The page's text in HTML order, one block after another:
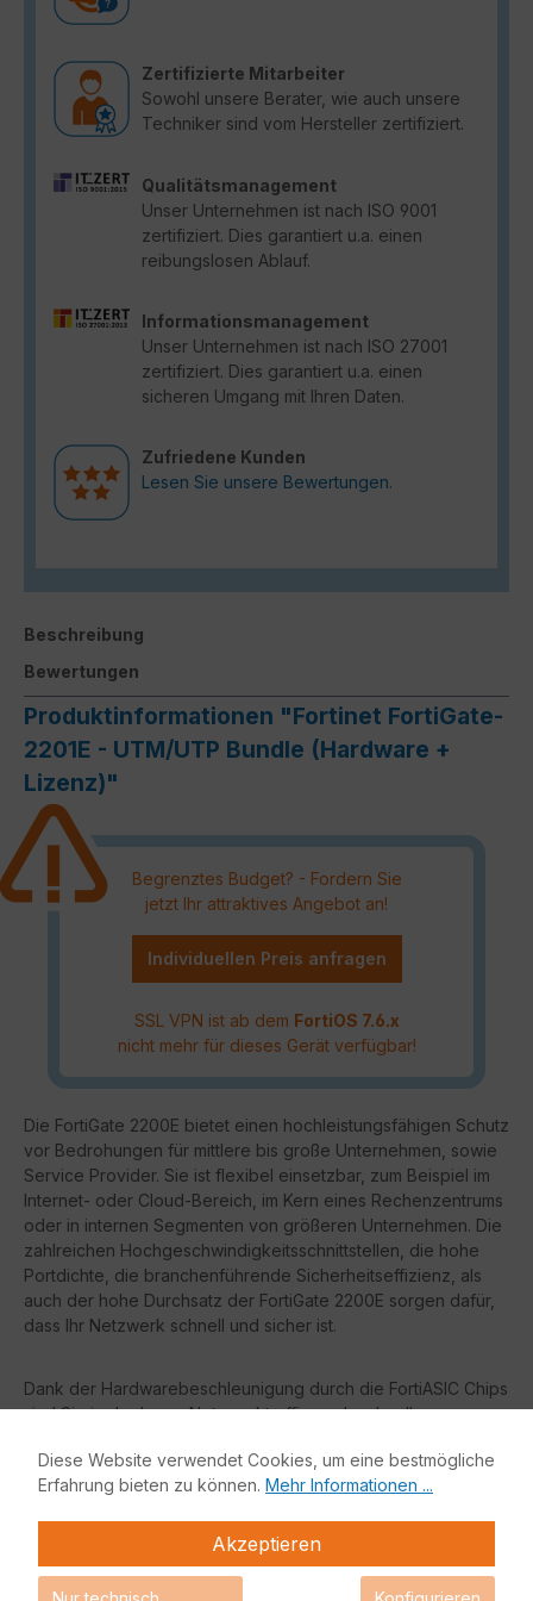
Zertifizierte Mitarbeiter
Sowohl unsere Berater, wie auch unsere
Techniker sind vom Hersteller zertifiziert.
Qualitätsmanagement
Unser Unternehmen ist nach ISO 9001
zertifiziert. Dies garantiert u.a. einen
reibungslosen Ablauf.
Informationsmanagement
Unser Unternehmen ist nach ISO 27001
zertifiziert. Dies garantiert u.a. einen
sicheren Umgang mit Ihren Daten.
Zufriedene Kunden
Lesen Sie unsere Bewertungen.
Beschreibung
Bewertungen
Produktinformationen "Fortinet FortiGate-
2201E - UTM/UTP Bundle (Hardware +
Lizenz)"
Begrenztes Budget? - Fordern Sie
jetzt Ihr attraktives Angebot an!
Individuellen Preis anfragen
SSL VPN ist ab dem FortiOS 7.6.x
nicht mehr für dieses Gerät verfügbar!
Die FortiGate 2200E bietet einen hochleistungsfähigen Schutz
vor Bedrohungen für mittlere bis große Unternehmen, sowie
Service Provider. Sie ist flexibel einsetzbar, zum Beispiel im
Internet- oder Cloud-Bereich, im Kern eines Rechenzentrums
oder in internen Segmenten von größeren Unternehmen. Die
zahlreichen Hochgeschwindigkeitsschnittstellen, die hohe
Portdichte, die branchenführende Sicherheitseffizienz, als
auch der hohe Durchsatz der FortiGate 2200E sorgen dafür,
dass Ihr Netzwerk schnell und sicher ist.
Dank der Hardwarebeschleunigung durch die FortiASIC Chips
sind Sie in der Lage, Netzwerktraffic noch schneller zu
wird.
Vorteile:
Gartner Magic Quadrant Leader
sowohl für Netzwerk
Diese Website verwendet Cookies, um eine bestmögliche
Erfahrung bieten zu können. Mehr Informationen ...
Akzeptieren